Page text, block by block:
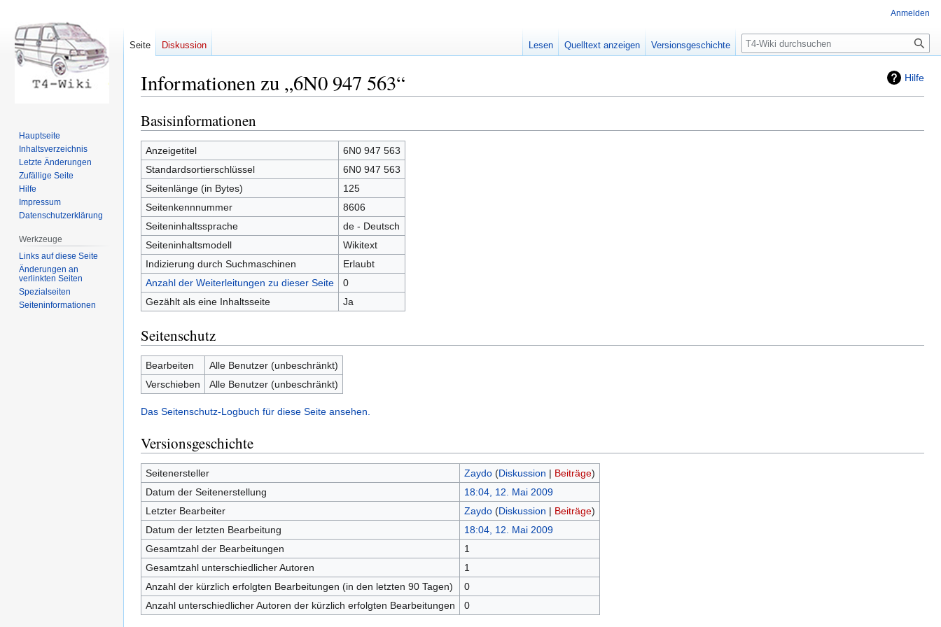
Hilfe
Informationen zu „6N0 947 563“
Zur
Navigation
springen
Zur
Suche
springen
Basisinformationen
Anzeigetitel
6N0 947 563
Standardsortierschlüssel
6N0 947 563
Seitenlänge (in Bytes)
125
Seitenkennnummer
8606
Seiteninhaltssprache
de - Deutsch
Seiteninhaltsmodell
Wikitext
Indizierung durch Suchmaschinen
Erlaubt
Anzahl der Weiterleitungen zu dieser Seite
0
Gezählt als eine Inhaltsseite
Ja
Seitenschutz
Bearbeiten
Alle Benutzer (unbeschränkt)
Verschieben
Alle Benutzer (unbeschränkt)
Das Seitenschutz-Logbuch für diese Seite ansehen.
Versionsgeschichte
Seitenersteller Zaydo (Diskussion | Beiträge)
Datum der Seitenerstellung
18:04, 12. Mai 2009
Letzter Bearbeiter
Zaydo (Diskussion | Beiträge)
Datum der letzten Bearbeitung
18:04, 12. Mai 2009
Gesamtzahl der Bearbeitungen
1
Gesamtzahl unterschiedlicher Autoren
1
Anzahl der kürzlich erfolgten Bearbeitungen (in den letzten 90 Tagen)
0
Anzahl unterschiedlicher Autoren der kürzlich erfolgten Bearbeitungen
0
Anmelden
Seite Diskussion Lesen Quelltext anzeigen Versionsgeschichte Suche
Hauptseite
Inhaltsverzeichnis
Letzte Änderungen
Zufällige Seite
Hilfe
Impressum
Datenschutzerklärung
Werkzeuge
Links auf diese Seite
Änderungen an
verlinkten Seiten
Spezialseiten
Seiten­informationen